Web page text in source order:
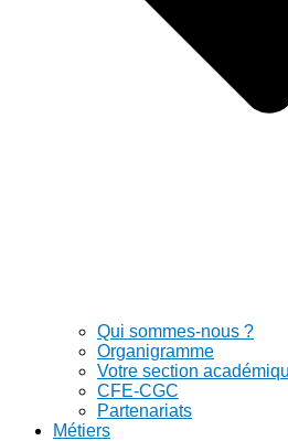
Qui sommes-nous ?
Organigramme
Votre section
CFE-CGC
Partenariats
Métiers